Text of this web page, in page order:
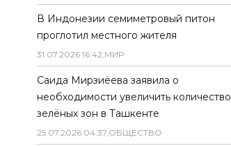
В Индонезии семиметровый питон
проглотил местного жителя
31.07.2026 16:42,МИР
Саида Мирзиёева заявила о
необходимости увеличить количество
зелёных зон в Ташкенте
25.07.2026 04:37,ОБЩЕСТВО